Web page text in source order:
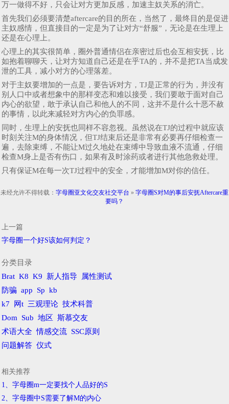
万一做得不好，只会让对方更加反感，加速主奴关系的消亡。
首先我们必须要清楚aftercare的目的所在，当然了，最终目的是促进
主奴感情，但直接目的一定是为了让对方“舒服”，无论是在生理上
还是在心理上。
心理上的其实很简单，圈外普通情侣在亲密过后也会互相安抚，比
如抱着聊聊天，让对方知道自己还是在乎TA的，并不是把TA当成发
泄的工具，减小对方的心理落差。
对于主奴要增加的一点是，要告诉对方，TJ是正常的行为，并没有
别人口中或者想象中的那样变态和难以接受，我们要敢于面对自己
内心的欲望，敢于承认自己和他人的不同，这并不是什么十恶不赦
的事情，以此来减轻对方内心的负罪感。
同时，生理上的安抚也同样不容忽视。虽然说在TJ的过程中就应该
时刻关注M的身体情况，但TJ结束后还是非常有必要再仔细检查一
遍，去除束缚，不能让M过久地处在束缚中导致血液不流通，仔细
检查M身上是否有伤口，如果有及时涂药或者进行其他急救处理。
只有保证M在每一次TJ过程中的安全，才能增加M对你的信任。
未经允许不得转载： 字母圈亚文化交友社交平台 » 字母圈S对M的事后安抚Aftercare重
要吗？
上一篇
字母圈一个好S该如何判定？
分类目录
Brat K8 K9 新人指导
属性测试
防骗 app Sp kb
k7
网t 三观理论 技术科普
Dom
Sub 地区
斯慕交友
术语大全 情感交流 SSC原则
问题解答 仪式
相关推荐
1、字母圈m一定要找个人品好的S
2、字母圈中S需要了解M的内心